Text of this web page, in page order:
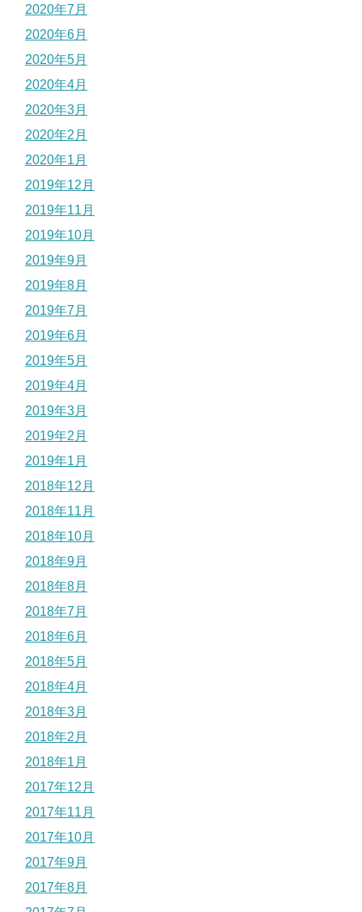
2020年7月
2020年6月
2020年5月
2020年4月
2020年3月
2020年2月
2020年1月
2019年12月
2019年11月
2019年10月
2019年9月
2019年8月
2019年7月
2019年6月
2019年5月
2019年4月
2019年3月
2019年2月
2019年1月
2018年12月
2018年11月
2018年10月
2018年9月
2018年8月
2018年7月
2018年6月
2018年5月
2018年4月
2018年3月
2018年2月
2018年1月
2017年12月
2017年11月
2017年10月
2017年9月
2017年8月